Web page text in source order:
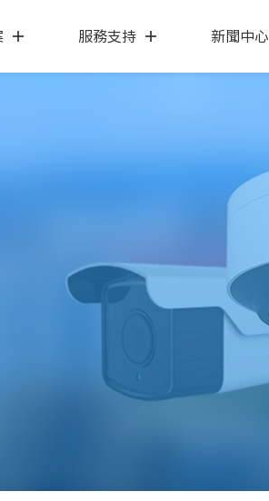
服務支持 新聞中心